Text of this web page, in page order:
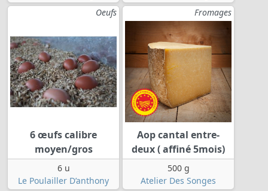
Oeufs
6 œufs calibre
moyen/gros
6 u
Le Poulailler D’anthony
Fromages
Aop cantal entre-
deux ( affiné 5mois)
500 g
Atelier Des Songes